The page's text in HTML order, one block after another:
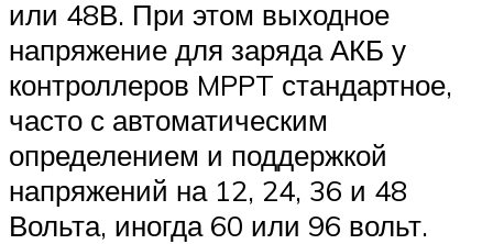
или 48В. При этом выходное
напряжение для заряда АКБ у
контроллеров MPPT стандартное,
часто с автоматическим
определением и поддержкой
напряжений на 12, 24, 36 и 48
Вольта, иногда 60 или 96 вольт.